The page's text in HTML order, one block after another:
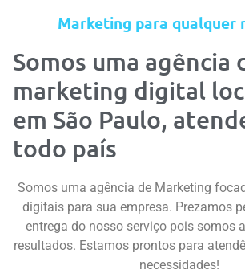
Marketing para qualquer
Somos uma agência
marketing digital
em São Paulo,
todo país
Somos uma agência de Marketing
digitais para sua empresa. Prezamos
entrega do nosso serviço pois somos
resultados. Estamos prontos para
necessidades!